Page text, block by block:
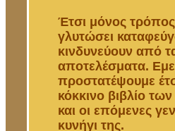
Έτσι μόνος
γλυτώσει
κινδυνεύουν από
αποτελέσματα.
προστατέψουμε
κόκκινο βιβλίο
και οι επόμενες
κυνήγι της.